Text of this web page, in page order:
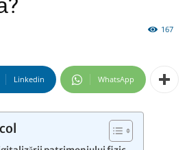
167
Linkedin WhatsApp